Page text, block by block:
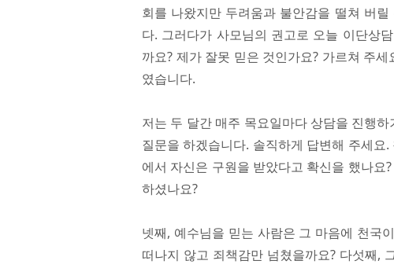
회를 나왔지만 두려움과 불안감을 떨쳐 버
다. 그러다가 사모님의 권고로 오늘 이단상
까요? 제가 잘못 믿은 것인가요? 가르쳐 주
였습니다.
저는 두 달간 매주 목요일마다 상담을 진행
질문을 하겠습니다. 솔직하게 답변해 주세
에서 자신은 구원을 받았다고 확신을 했나
하셨나요?
넷째, 예수님을 믿는 사람은 그 마음에 천국
떠나지 않고 죄책감만 넘쳤을까요? 다섯째,